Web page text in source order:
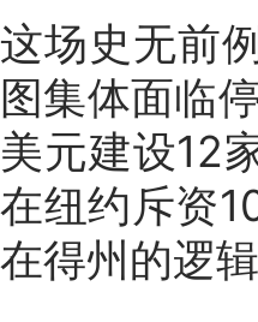
这场史无前
图集体面临
美元建设12
在纽约斥资
在得州的逻